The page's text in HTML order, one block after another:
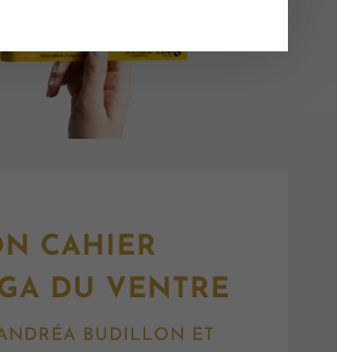
CAHIER
DU VENTRE
BUDILLON ET